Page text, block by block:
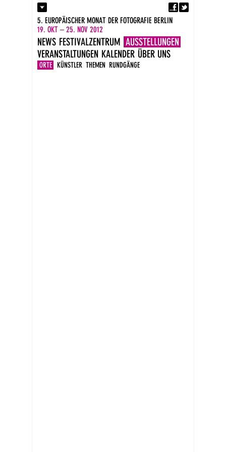
Kontakt
Presse
Impressum
DE
EN
5. EUROPÄISCHER MONAT DER FOTOGRAFIE BERLIN
19. OKT – 25. NOV 2012
NEWS FESTIVALZENTRUM AUSSTELLUNGEN
ORTE KÜNSTLER THEMEN RUNDGÄNGE
VERANSTALTUNGEN KALENDER ÜBER UNS